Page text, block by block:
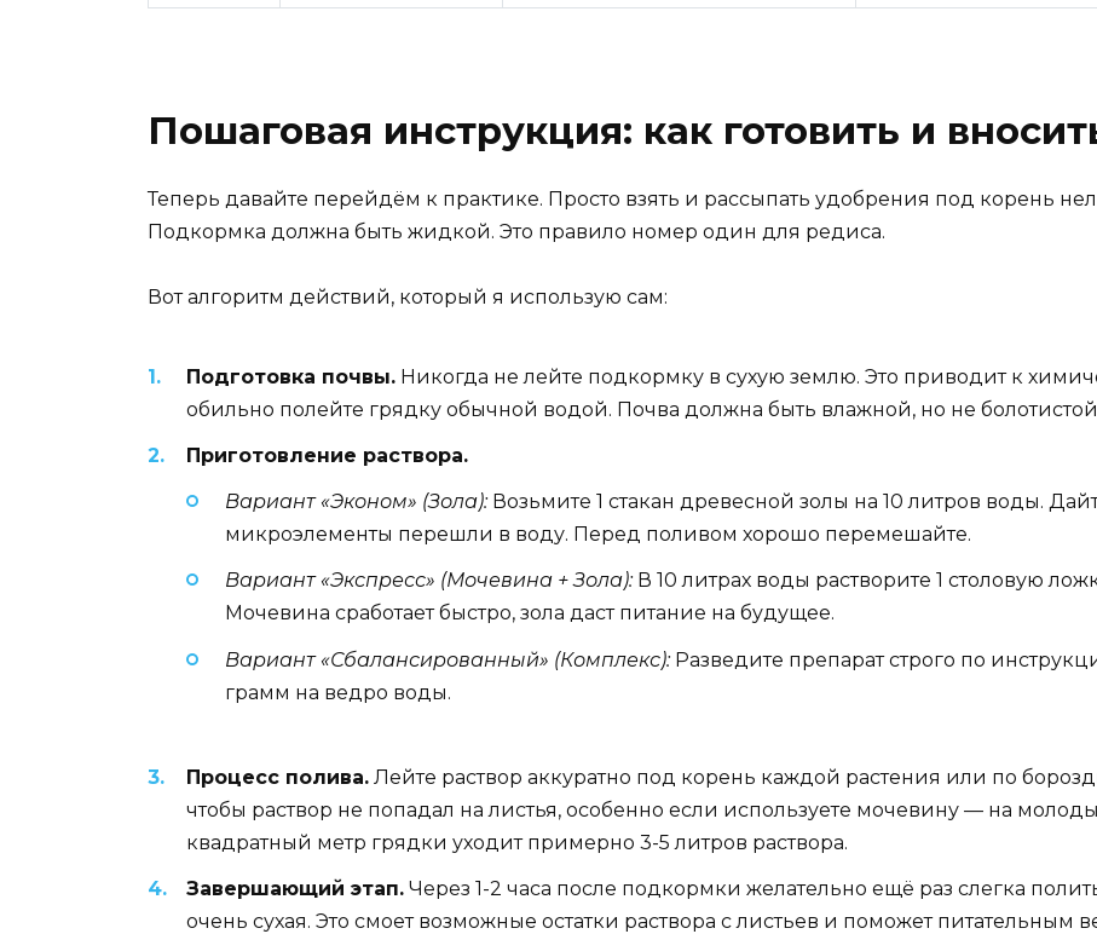
Пошаговая инструкция: как готовить и
Теперь давайте перейдём к практике. Просто взять и рассыпать удобрения под корень
Подкормка должна быть жидкой. Это правило номер один для редиса.
Вот алгоритм действий, который я использую сам:
Подготовка почвы. Никогда не лейте подкормку в сухую землю. Это приводит к
обильно полейте грядку обычной водой. Почва должна быть влажной, но не
Приготовление раствора.
Вариант «Эконом» (Зола):Возьмите 1 стакан древесной золы на 10 литров воды.
микроэлементы перешли в воду. Перед поливом хорошо перемешайте.
Вариант «Экспресс» (Мочевина + Зола):В 10 литрах воды растворите 1 столовую
Мочевина сработает быстро, зола даст питание на будущее.
Вариант «Сбалансированный» (Комплекс):Разведите препарат строго по
грамм на ведро воды.
Процесс полива. Лейте раствор аккуратно под корень каждой растения или по
чтобы раствор не попадал на листья, особенно если используете мочевину — на
квадратный метр грядки уходит примерно 3-5 литров раствора.
Завершающий этап. Через 1-2 часа после подкормки желательно ещё раз слегка
очень сухая. Это смоет возможные остатки раствора с листьев и поможет питательным